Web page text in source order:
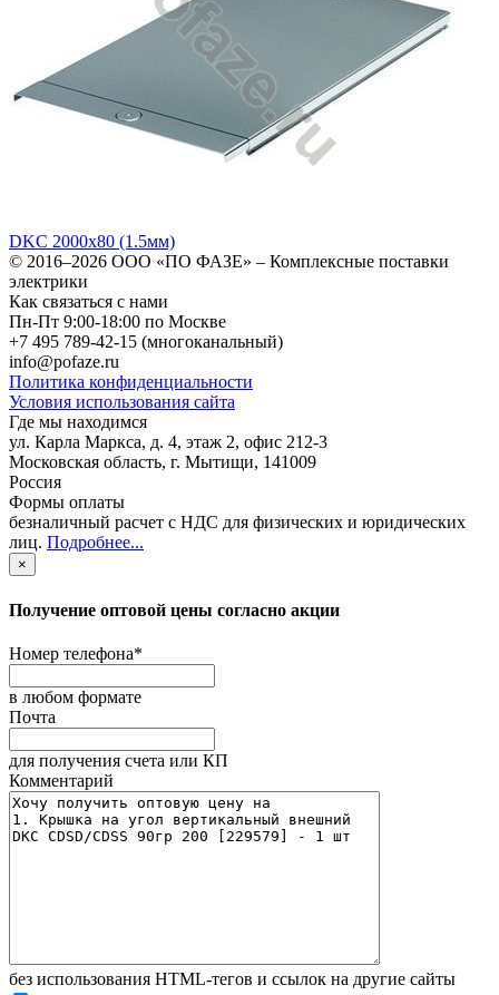
DKC 2000х80 (1.5мм)
© 2016–2026 ООО «ПО ФАЗЕ» – Комплексные поставки
электрики
Как связаться с нами
Пн-Пт 9:00-18:00 по Москве
+7 495 789-42-15 (многоканальный)
info@pofaze.ru
Политика конфиденциальности
Условия использования сайта
Где мы находимся
ул. Карла Маркса, д. 4, этаж 2, офис 212-3
Московская область, г. Мытищи, 141009
Россия
Формы оплаты
безналичный расчет с НДС для физических и юридических
лиц. Подробнее...
×
Получение оптовой цены согласно акции
Номер телефона*
в любом формате
Почта
для получения счета или КП
Комментарий
без иcпользования HTML-тегов и ссылок на другие сайты